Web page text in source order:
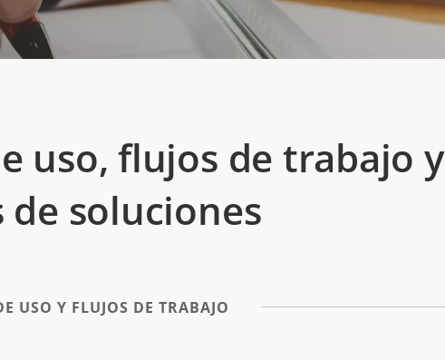
uso, flujos de trabajo y
de soluciones
USO Y FLUJOS DE TRABAJO